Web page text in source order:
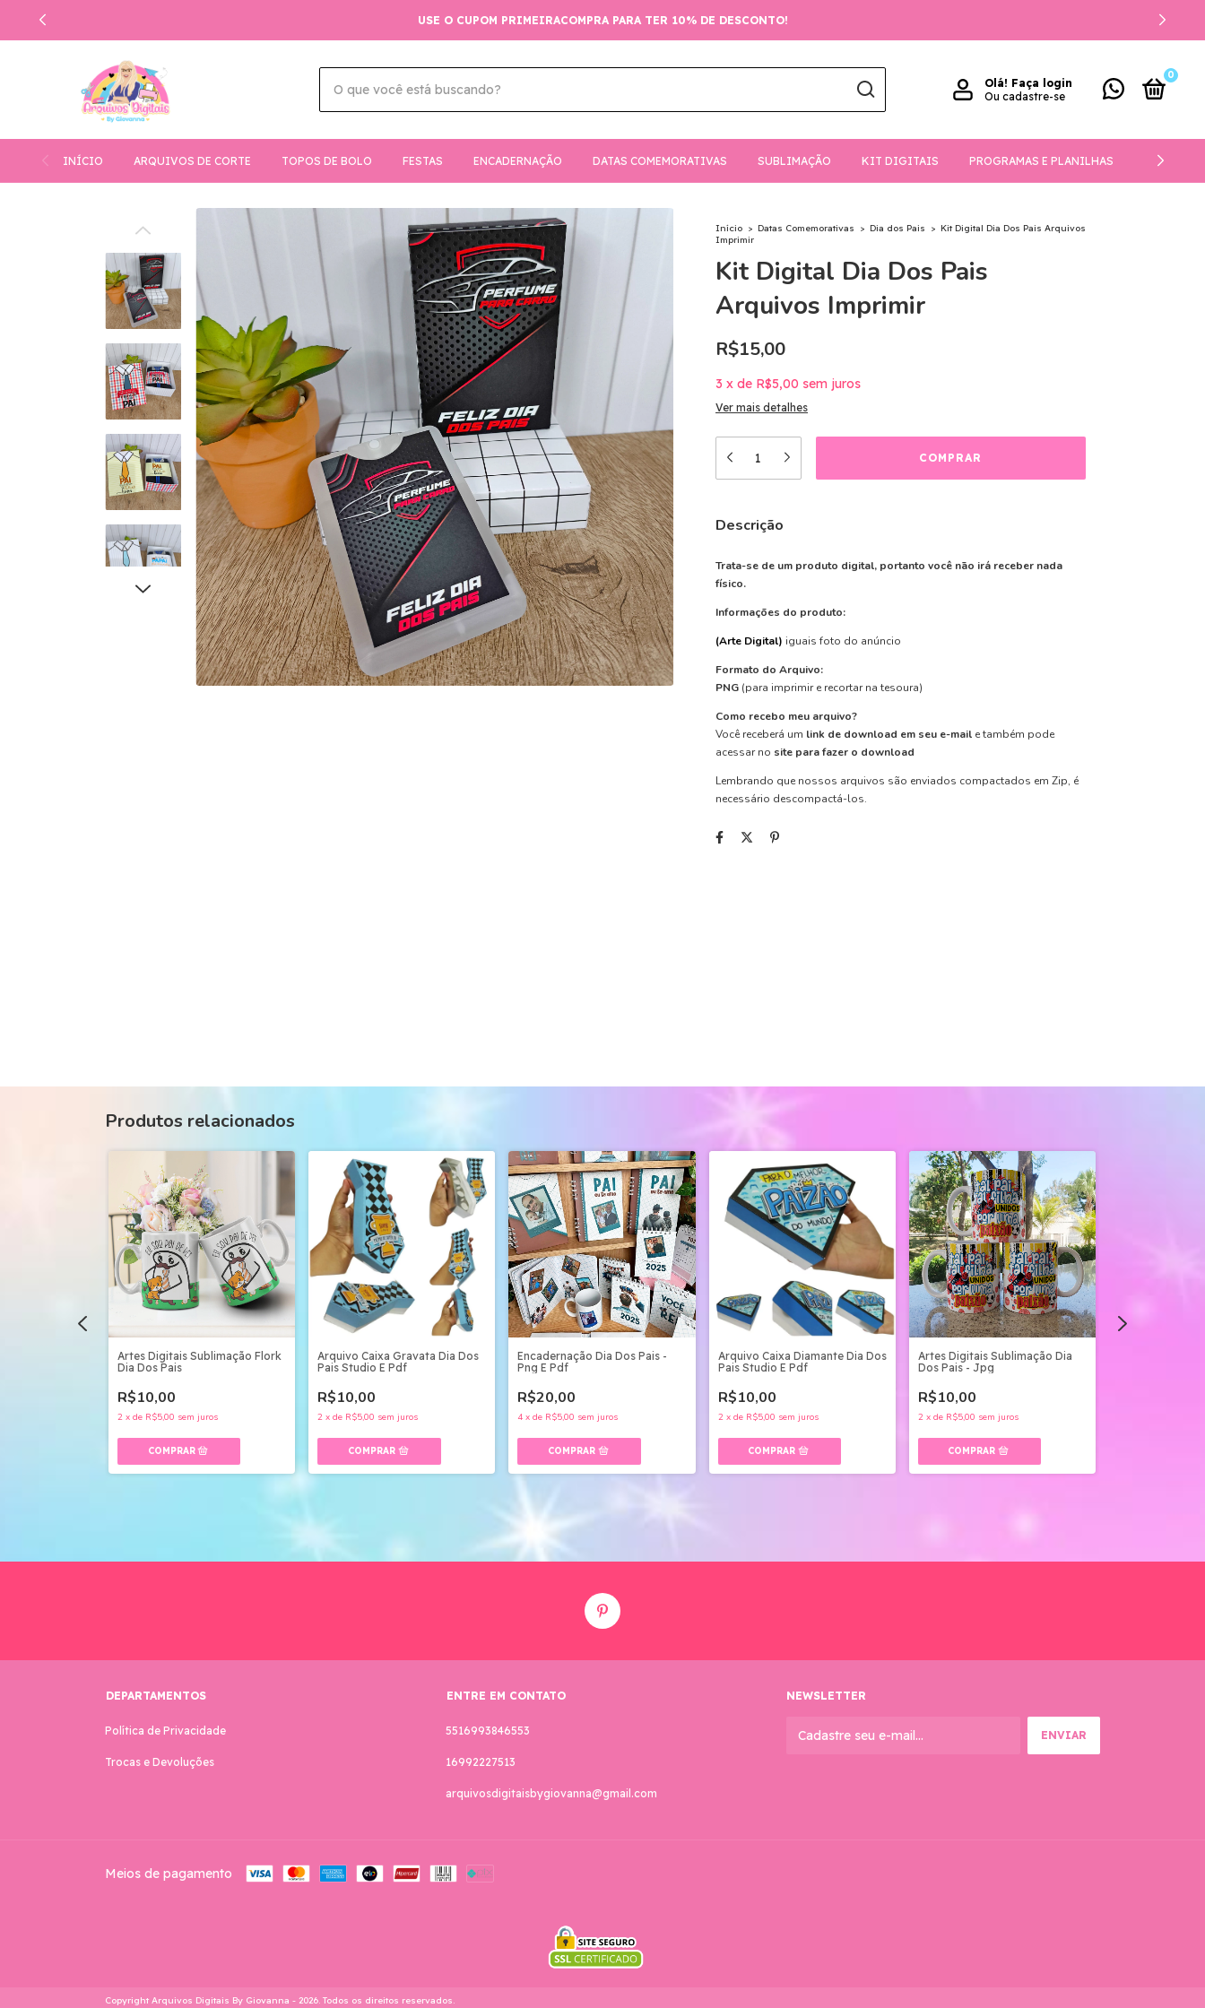
USE O CUPOM PRIMEIRACOMPRA PARA TER 10% DE DESCONTO!
Olá! Faça login
Ou cadastre-se
0
INÍCIO ARQUIVOS DE CORTE TOPOS DE BOLO FESTAS ENCADERNAÇÃO DATAS COMEMORATIVAS SUBLIMAÇÃO KIT DIGITAIS PROGRAMAS E PLANILHAS
Início > Datas Comemorativas > Dia dos Pais > Kit Digital Dia Dos Pais Arquivos
Imprimir
Kit Digital Dia Dos Pais
Arquivos Imprimir
R$15,00
3 x de R$5,00 sem juros
Ver mais detalhes
Descrição
Trata-se de um produto digital, portanto você não irá receber nada
físico.
Informações do produto:
(Arte Digital) iguais foto do anúncio
Formato do Arquivo:
PNG (para imprimir e recortar na tesoura)
Como recebo meu arquivo?
Você receberá um link de download em seu e-mail e também pode
acessar no site para fazer o download
Lembrando que nossos arquivos são enviados compactados em Zip, é
necessário descompactá-los.
Produtos relacionados
Artes Digitais Sublimação Flork
Dia Dos Pais
R$10,00
2 x de R$5,00 sem juros
Arquivo Caixa Gravata Dia Dos
Pais Studio E Pdf
R$10,00
2 xde R$5,00 sem juros
Encadernação Dia Dos Pais -
Png E Pdf
R$20,00
4 xde R$5,00 sem juros
Arquivo Caixa Diamante Dia Dos
Pais Studio E Pdf
R$10,00
2 x de R$5,00 sem juros
Artes Digitais Sublimação Dia
Dos Pais - Jpg
R$10,00
2 x de R$5,00 sem juros
DEPARTAMENTOS
Política de Privacidade
Trocas e Devoluções
ENTRE EM CONTATO
5516993846553
16992227513
arquivosdigitaisbygiovanna@gmail.com
NEWSLETTER
Meios de pagamento
Copyright Arquivos Digitais By Giovanna - 2026. Todos os direitos reservados.